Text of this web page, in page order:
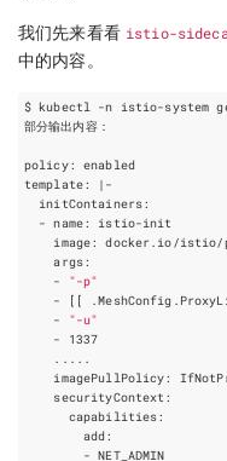
我们先来看看 istio-
中的内容。
$ kubectl -n istio-system
template:
|
    -
"-p"
    -
[[
    -
"-u"
    -
1337